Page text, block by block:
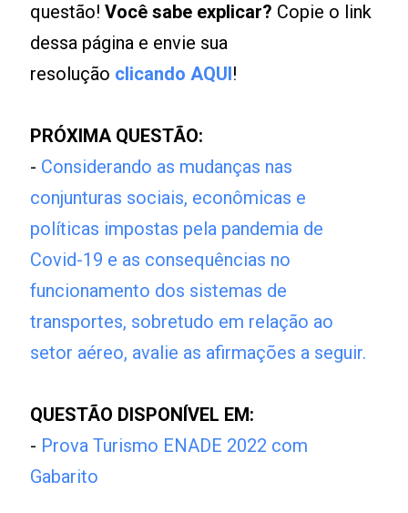
questão!Você sabe explicar? Copie o link
dessa página e envie sua
resolução clicando AQUI!
PRÓXIMA QUESTÃO:
- Considerando as mudanças nas
conjunturas sociais, econômicas e
políticas impostas pela pandemia de
Covid-19 e as consequências no
funcionamento dos sistemas de
transportes, sobretudo em relação ao
setor aéreo, avalie as afirmações a seguir.
QUESTÃO DISPONÍVEL EM:
- Prova Turismo ENADE 2022 com
Gabarito